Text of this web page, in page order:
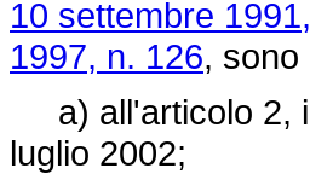
10 settembre
1997, n. 126, sono
a) all'articolo 2, i
luglio 2002;